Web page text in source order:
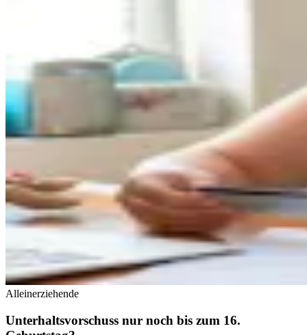
Alleinerziehende
Unterhaltsvorschuss nur noch bis zum 16.